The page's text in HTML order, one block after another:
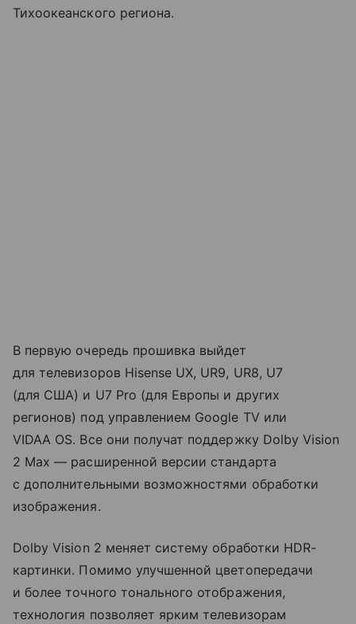
Тихоокеанского региона.
В первую очередь прошивка выйдет
для телевизоров Hisense UX, UR9, UR8, U7
(для США) и U7 Pro (для Европы и других
регионов) под управлением Google TV или
VIDAA OS. Все они получат поддержку Dolby Vision
2 Max — расширенной версии стандарта
с дополнительными возможностями обработки
изображения.
Dolby Vision 2 меняет систему обработки HDR-
картинки. Помимо улучшенной цветопередачи
и более точного тонального отображения,
технология позволяет ярким телевизорам